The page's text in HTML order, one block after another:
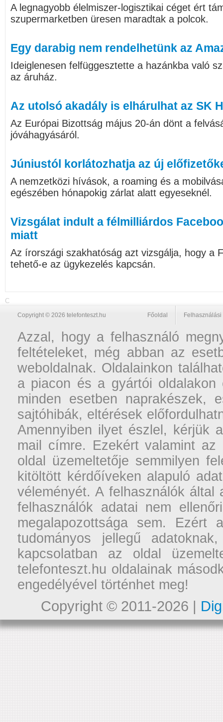
A legnagyobb élelmiszer-logisztikai céget ért
szupermarketben üresen maradtak a polcok.
Egy darabig nem rendelhetünk az
Ideiglenesen felfüggesztette a hazánkba való
az áruház.
Az utolsó akadály is elhárulhat az SK
Az Európai Bizottság május 20-án dönt a
jóváhagyásáról.
Júniustól korlátozhatja az új
A nemzetközi hívások, a roaming és a
egészében hónapokig zárlat alatt egyeseknél.
Vizsgálat indult a félmilliárdos
miatt
Az írországi szakhatóság azt vizsgálja, hogy a
tehető-e az ügykezelés kapcsán.
C
Copyright © 2026 telefonteszt.hu Főoldal
Azzal, hogy a felhasználó
feltételeket, még abban az
weboldalnak. Oldalainkon
a piacon és a gyártói oldalakon
minden esetben naprakészek,
sajtóhibák, eltérések
Amennyiben ilyet észlel, kérjük
mail címre. Ezekért valamint
oldal üzemeltetője semmilyen
kitöltött kérdőíveken alapuló
véleményét. A felhasználók
felhasználók adatai nem
megalapozottsága sem. Ezért
tudományos jellegű
kapcsolatban az oldal
telefonteszt.hu oldalainak
engedélyével történhet meg!
Copyright © 2011-2026 |